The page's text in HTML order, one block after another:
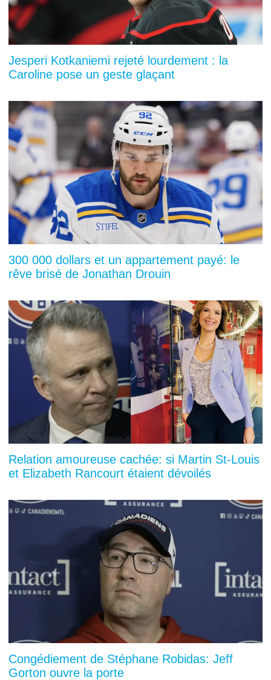
Jesperi Kotkaniemi rejeté lourdement : la
Caroline pose un geste glaçant
300 000 dollars et un appartement payé: le
rêve brisé de Jonathan Drouin
Relation amoureuse cachée: si Martin St-Louis
et Elizabeth Rancourt étaient dévoilés
Congédiement de Stéphane Robidas: Jeff
Gorton ouvre la porte